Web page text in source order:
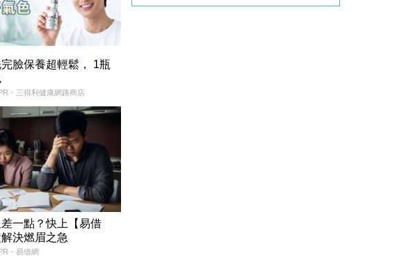
完臉保養超輕鬆， 1瓶
PR・三得利健康網路商店
一點？快上【易借
決燃眉之急
・易借網